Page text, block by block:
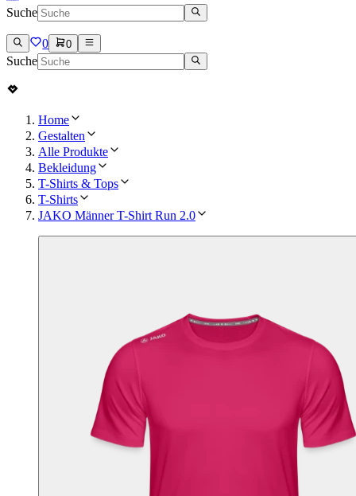
Suche
0 0
Suche
Home
Gestalten
Alle Produkte
Bekleidung
T-Shirts & Tops
T-Shirts
JAKO Männer T-Shirt Run 2.0